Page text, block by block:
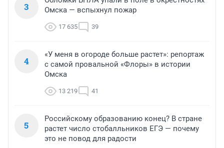
3
Омска — вспыхнул пожар
17 635 39
4
«У меня в огороде больше растет»: репортаж
с самой провальной «Флоры» в истории
Омска
13 219 41
5
Российскому образованию конец? В стране
растет число стобалльников ЕГЭ — почему
это не повод для радости